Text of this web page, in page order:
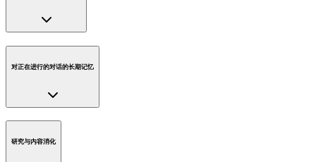
对正在进行的对话的长期记忆
研究与内容消化